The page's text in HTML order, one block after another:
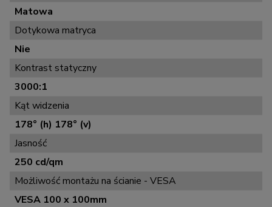
Matowa
Dotykowa matryca
Nie
Kontrast statyczny
3000:1
Kąt widzenia
178° (h) 178° (v)
Jasność
250 cd/qm
Możliwość montażu na ścianie - VESA
VESA 100 x 100mm